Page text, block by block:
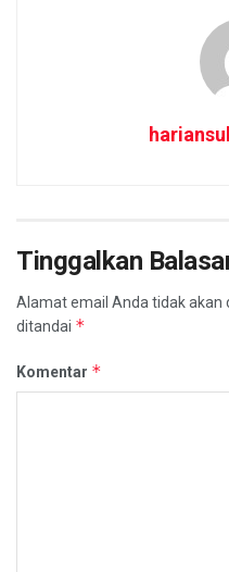
Tinggalkan
Alamat email Anda tidak akan
ditandai *
Komentar *